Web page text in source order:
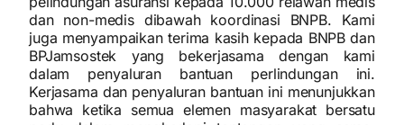
dan non-medis dibawah koordinasi BNPB. Kami
juga menyampaikan terima kasih kepada BNPB dan
BPJamsostek yang bekerjasama dengan kami
dalam penyaluran bantuan perlindungan ini.
Kerjasama dan penyaluran bantuan ini menunjukkan
bahwa ketika semua elemen masyarakat bersatu